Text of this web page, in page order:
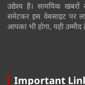
उद्येश्य है। सामयिक
समेटकर इस वेबसाइट पर
आपका भी होगा, यही उम्मीद
Important